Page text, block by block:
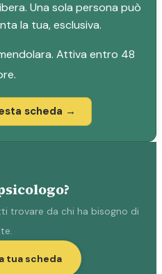
Una sola persona può
la tua, esclusiva.
Attiva entro 48
scheda →
trovare da chi ha bisogno di
te.
tua scheda